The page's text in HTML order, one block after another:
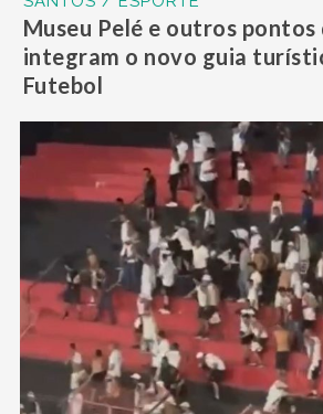
Museu Pelé e outros pontos
integram o novo guia
Futebol